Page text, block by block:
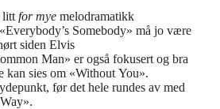
litt for mye melodramatikk
Somebody» må jo være
siden Elvis
Man» er også fokusert og bra
kan sies om «Without You».
før det hele rundes av med